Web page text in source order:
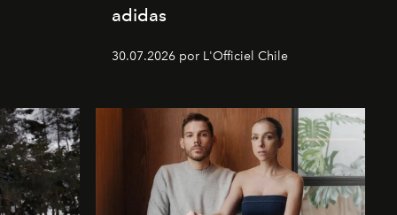
adidas
30.07.2026 por L'Officiel Chile